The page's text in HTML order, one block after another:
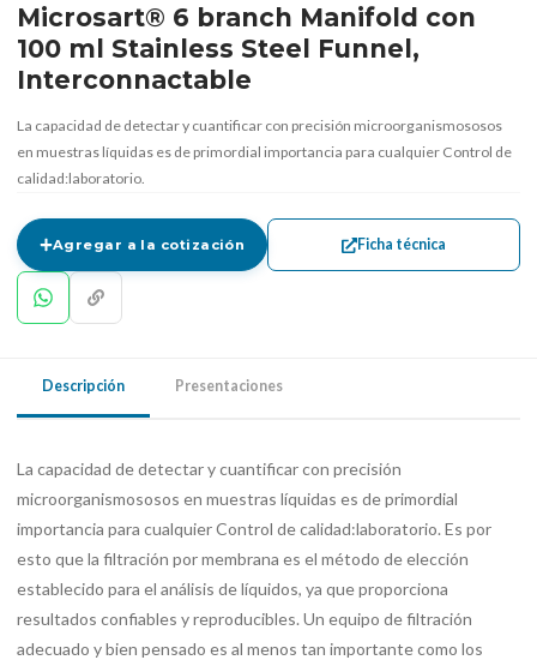
Microsart® 6 branch Manifold con
100 ml Stainless Steel Funnel,
Interconnactable
La capacidad de detectar y cuantificar con precisión microorganismososos
en muestras líquidas es de primordial importancia para cualquier Control de
calidad:laboratorio.
Agregar a la cotización Ficha técnica
Descripción Presentaciones
La capacidad de detectar y cuantificar con precisión
microorganismososos en muestras líquidas es de primordial
importancia para cualquier Control de calidad:laboratorio. Es por
esto que la filtración por membrana es el método de elección
establecido para el análisis de líquidos, ya que proporciona
resultados confiables y reproducibles. Un equipo de filtración
adecuado y bien pensado es al menos tan importante como los